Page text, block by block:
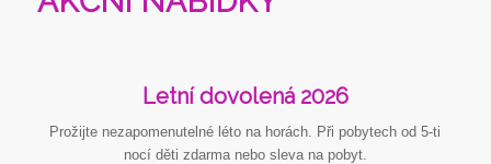
Letní dovolená 2026
Prožijte nezapomenutelné léto na horách. Při pobytech od 5-ti
nocí děti zdarma nebo sleva na pobyt.